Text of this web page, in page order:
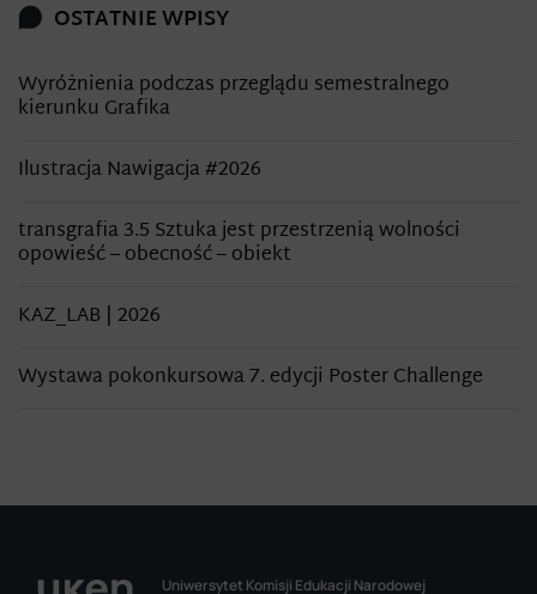
OSTATNIE WPISY
Wyróżnienia podczas przeglądu semestralnego
kierunku Grafika
Ilustracja Nawigacja #2026
transgrafia 3.5 Sztuka jest przestrzenią wolności
opowieść – obecność – obiekt
KAZ_LAB | 2026
Wystawa pokonkursowa 7. edycji Poster Challenge
Uniwersytet Komisji Edukacji Narodowej